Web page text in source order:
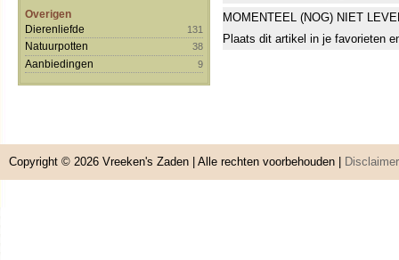
Overigen
Dierenliefde
131
Natuurpotten 38
Aanbiedingen 9
MOMENTEEL (NOG) NIET
Plaats dit artikel in je favorieten
Copyright © 2026 Vreeken's Zaden | Alle rechten voorbehouden | Disclaimer